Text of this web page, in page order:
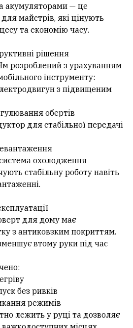
акумуляторами — це
майстрів, які цінують
та економію часу.
рішення
розроблений з урахуванням
інструменту:
з підвищеним
обертів
для стабільної передачі
охолодження
стабільну роботу навіть
для дому має
з антиковзким покриттям.
втому руки під час
без ривків
режимів
лежить у руці та дозволяє